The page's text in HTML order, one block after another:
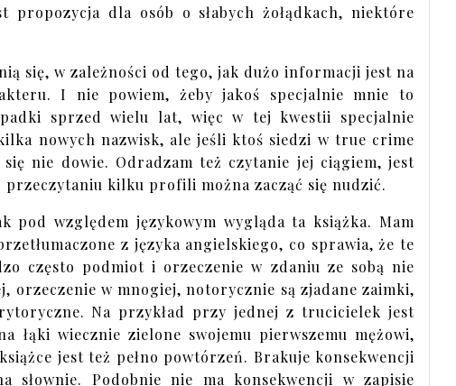
propozycja dla osób o słabych żołądkach, niektóre
się, w zależności od tego, jak dużo informacji jest na
I nie powiem, żeby jakoś specjalnie mnie to
sprzed wielu lat, więc w tej kwestii specjalnie
nowych nazwisk, ale jeśli ktoś siedzi w true crime
nie dowie. Odradzam też czytanie jej ciągiem, jest
przeczytaniu kilku profili można zacząć się nudzić.
pod względem językowym wygląda ta książka. Mam
z języka angielskiego, co sprawia, że te
często podmiot i orzeczenie w zdaniu ze sobą nie
orzeczenie w mnogiej, notorycznie są zjadane zaimki,
Na przykład przy jednej z trucicielek jest
łąki wiecznie zielone swojemu pierwszemu mężowi,
jest też pełno powtórzeń. Brakuje konsekwencji
słownie. Podobnie nie ma konsekwencji w zapisie